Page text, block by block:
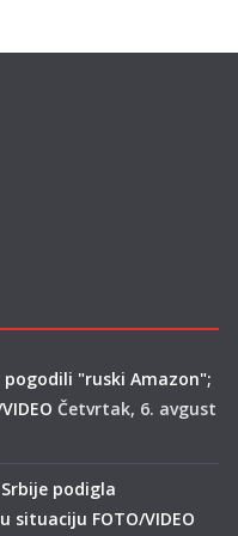
pogodili "ruski Amazon";
Četvrtak, 6. avgust
podigla
situaciju FOTO/VIDEO